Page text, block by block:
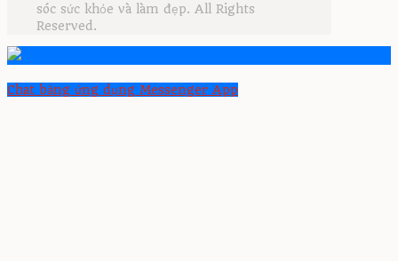
sóc sức khỏe và làm đẹp. All Rights
Reserved.
Chat bằng ứng dụng Messenger App